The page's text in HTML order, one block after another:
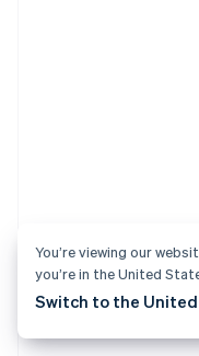
You’re viewing our
you’re in the United
Switch to the